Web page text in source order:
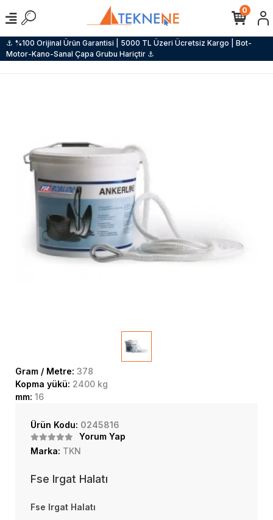
⚓ %100 Orijinal Ürün Garantisi | 5000 TL Üzeri Ücretsiz Kargo | Bot-
Motor-Kano-Sanal Çapa Grubu Hariçtir ⚓
0
Gram / Metre: 378
Kopma yükü: 2400 kg
mm: 16
Ürün Kodu: 0245816
Yorum Yap
Marka: TKN
Fse Irgat Halatı
Fse Irgat Halatı